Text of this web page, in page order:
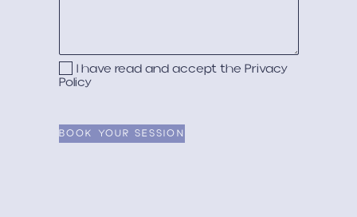
I have read and accept the Privacy
Policy